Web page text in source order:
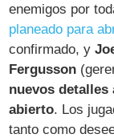
enemigos por
planeado para
confirmado, y
Fergusson
nuevos
abierto. Los
tanto como